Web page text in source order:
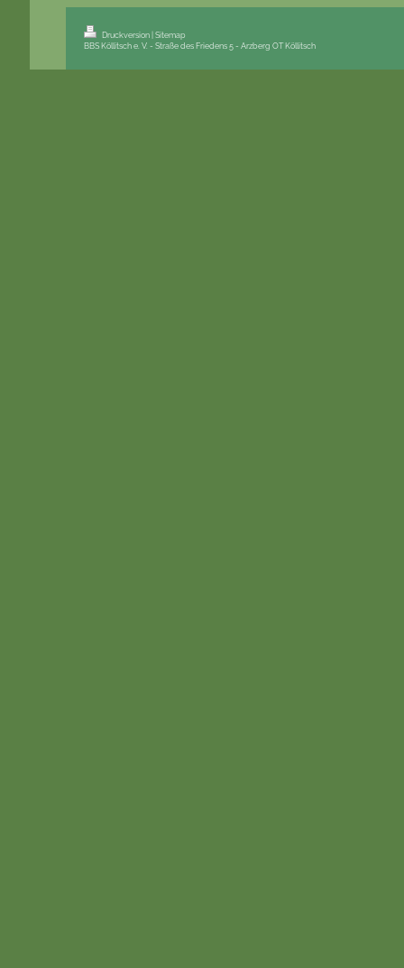
Druckversion | Sitemap
BBS Köllitsch e. V. - Straße des Friedens 5 - Arzberg OT Köllitsch